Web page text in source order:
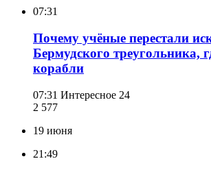
07:31
Почему учёные перестали
Бермудского треугольника,
корабли
07:31 Интересное 24
2 577
19 июня
21:49